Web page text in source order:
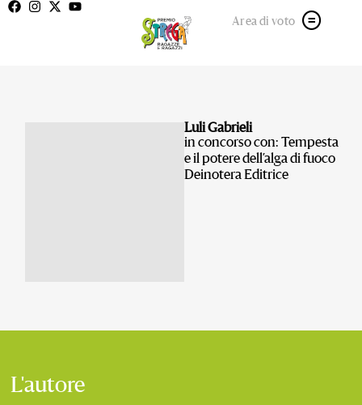
Area di voto
Luli Gabrieli
in concorso con: Tempesta
e il potere dell’alga di fuoco
Deinotera Editrice
L'autore